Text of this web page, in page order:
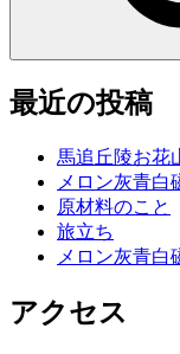
最近の投稿
馬追丘陵お花
メロン灰青白
原材料のこと
旅立ち
メロン灰青白
アクセス